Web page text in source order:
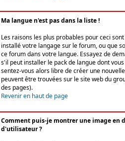
Ma langue n'est pas dans la liste !
Les raisons les plus probables pour ceci
installé votre langage sur le forum, ou que
ce forum dans votre langue. Essayez de
s'il peut installer le pack de langue dont
sentez-vous alors libre de créer une
peuvent être trouvées sur le site web du
des pages).
Revenir en haut de page
Comment puis-je montrer une image en
d'utilisateur ?